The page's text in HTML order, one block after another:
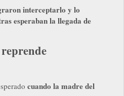
interceptarlo y lo
esperaban la llegada de
cuando la madre del